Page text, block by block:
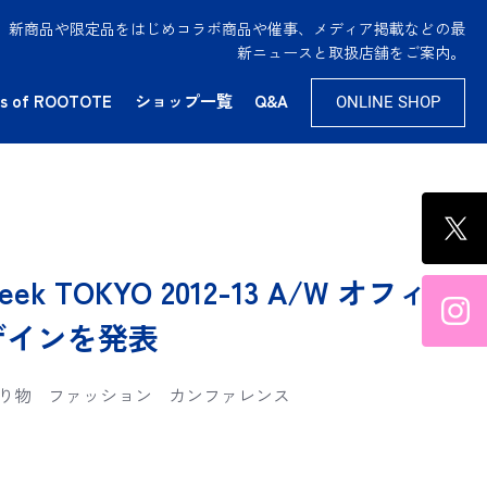
商品や限定品をはじめコラボ商品や催事、メディア掲載などの最
新ニュースと取扱店舗をご案内。
of ROOTOTE ショップ一覧 Q&A ONLINE SHOP
TOKYO 2012-13 A/W オフィ
ンを発表
物 ファッション カンファレンス